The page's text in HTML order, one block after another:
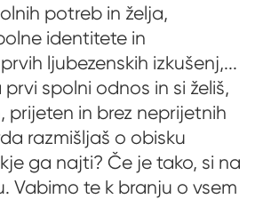
potreb in želja,
identitete in
ljubezenskih izkušenj,...
spolni odnos in si želiš,
prijeten in brez neprijetnih
razmišljaš o obisku
ga najti? Če je tako, si na
Vabimo te k branju o vsem